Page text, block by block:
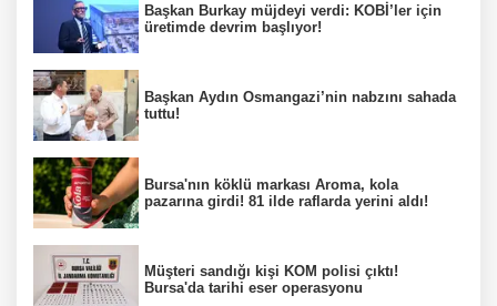
Başkan Burkay müjdeyi verdi: KOBİ’ler için
üretimde devrim başlıyor!
Başkan Aydın Osmangazi’nin nabzını sahada
tuttu!
Bursa'nın köklü markası Aroma, kola
pazarına girdi! 81 ilde raflarda yerini aldı!
Müşteri sandığı kişi KOM polisi çıktı!
Bursa'da tarihi eser operasyonu